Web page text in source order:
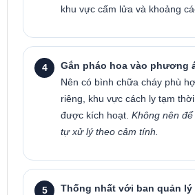
khu vực cấm lửa và khoảng
Gắn pháo hoa vào phương
Nên có bình chữa cháy phù
riêng, khu vực cách ly tạm
được kích hoạt. Không nên
tự xử lý theo cảm tính.
Thống nhất với ban quản lý